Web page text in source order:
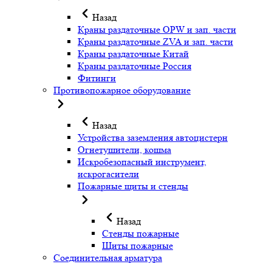
Назад
Краны раздаточные OPW и зап. части
Краны раздаточные ZVA и зап. части
Краны раздаточные Китай
Краны раздаточные Россия
Фитинги
Противопожарное оборудование
Назад
Устройства заземления автоцистерн
Огнетушители, кошма
Искробезопасный инструмент,
искрогасители
Пожарные щиты и стенды
Назад
Стенды пожарные
Щиты пожарные
Соединительная арматура